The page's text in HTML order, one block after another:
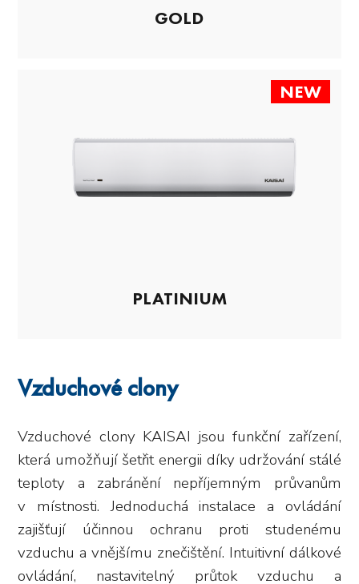
GOLD
PLATINIUM
NEW
Vzduchové clony
Vzduchové clony KAISAI jsou funkční zařízení,
která umožňují šetřit energii díky udržování stálé
teploty a zabránění nepříjemným průvanům
v místnosti. Jednoduchá instalace a ovládání
zajišťují účinnou ochranu proti studenému
vzduchu a vnějšímu znečištění. Intuitivní dálkové
ovládání, nastavitelný průtok vzduchu a